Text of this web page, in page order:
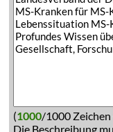
(1000/1000
Die Beschreibung